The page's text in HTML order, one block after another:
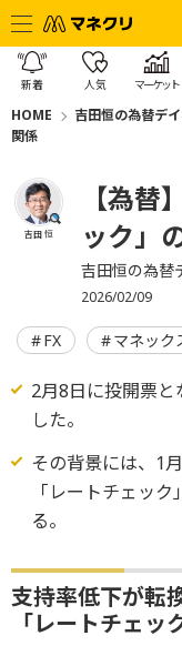
新着 人気 マーケット
HOME 吉田恒の為替デ
関係
吉田 恒
【為
ック」
吉田恒の為替
2026/02/09
FX マネック
2月8日に投開票
した。
その背景には、1
「レートチェッ
る。
支持率低下が転
「レートチェッ